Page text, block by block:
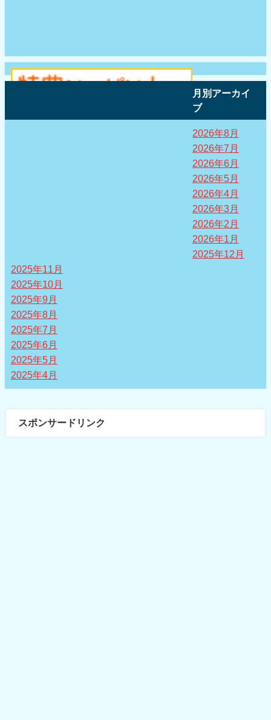
月別アーカイ
ブ
2026年8月
2026年7月
2026年6月
2026年5月
2026年4月
2026年3月
2026年2月
2026年1月
2025年12月
2025年11月
2025年10月
2025年9月
2025年8月
2025年7月
2025年6月
2025年5月
2025年4月
スポンサードリンク